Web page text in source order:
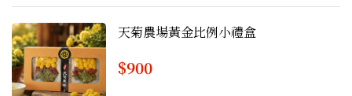
天菊農場黃金比例小禮盒
$900